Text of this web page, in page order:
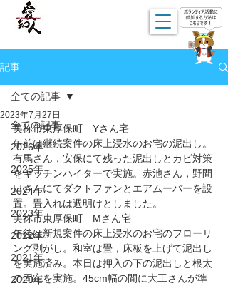
記事
全ての記事
2026年
2025年
2024年
2023年
2022年
2021年
2020年
全ての記事
2023年7月27日
美祢市東厚保町　Yさん宅
午前は継続案件の床上浸水のお宅の泥出し。
有馬さん，安保にて残った泥出しとカビ対策
をキッチンハイターで実施。赤池さん，野間
口さんにてダクトファンとエアムーバーを設
置。畳入れは週明けとしました。
美祢市東厚保町　Mさん宅
午後は新規案件の床上浸水のお宅のフローリ
ング剥がし。和室は畳，床板を上げて泥出し
を実施済み。本日は押入の下の泥出しと根太
の固定を実施。45cm幅の間に大工さんが準